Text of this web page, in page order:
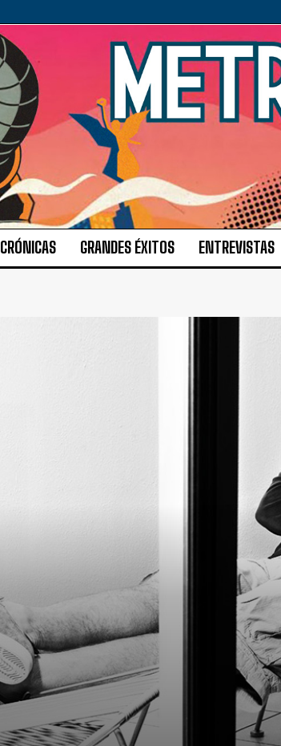
CRÓNICAS GRANDES ÉXITOS ENTREVISTAS